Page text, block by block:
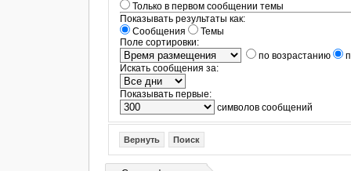
Только в первом сообщении темы
Показывать результаты как:
Сообщения
Темы
Поле сортировки:
по возрастанию
Искать сообщения за:
Показывать первые:
символов сообщений